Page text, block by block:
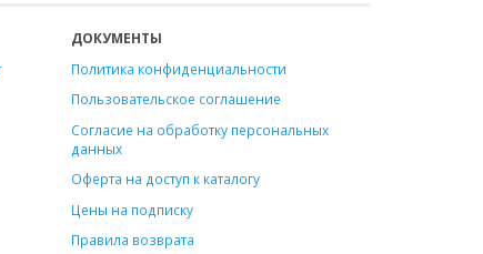
ДОКУМЕНТЫ
Политика конфиденциальности
Пользовательское соглашение
Согласие на обработку персональных
данных
Оферта на доступ к каталогу
Цены на подписку
Правила возврата